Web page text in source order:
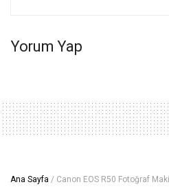
Yorum Yap
Ana Sayfa / Canon EOS R50 Fotoğraf